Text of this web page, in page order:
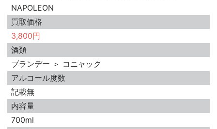
NAPOLEON
買取価格
3,800円
酒類
ブランデー ＞ コニャック
アルコール度数
記載無
内容量
700ml